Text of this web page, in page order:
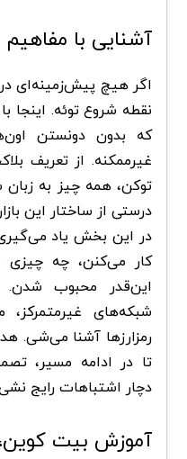
آشنایی با
اگر هیچ پیش‌زمینه‌ای
نقطه شروع توئه. اینجا
که بدون دونستن
غیرممکنه. از تعریف
توکن، همه چیز به
درستی از ساختار این
در این بخش یاد
کار می‌کنن، چه چیزی
این‌قدر محبوب
شبکه‌های غیرمتمرکز،
رمزارزها آشنا می‌شی.
تا در ادامه مسیر،
دچار اشتباهات رایج
آموزش بیت کوین